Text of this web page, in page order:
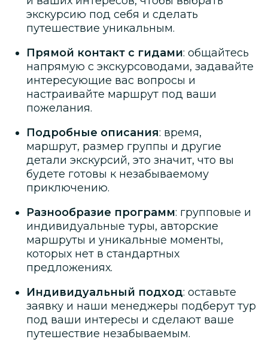
экскурсию под себя и сделать
путешествие уникальным.
Прямой контакт с гидами: общайтесь
напрямую с экскурсоводами, задавайте
интересующие вас вопросы и
настраивайте маршрут под ваши
пожелания.
Подробные описания: время,
маршрут, размер группы и другие
детали экскурсий, это значит, что вы
будете готовы к незабываемому
приключению.
Разнообразие программ: групповые и
индивидуальные туры, авторские
маршруты и уникальные моменты,
которых нет в стандартных
предложениях.
Индивидуальный подход: оставьте
заявку и наши менеджеры подберут тур
под ваши интересы и сделают ваше
путешествие незабываемым.